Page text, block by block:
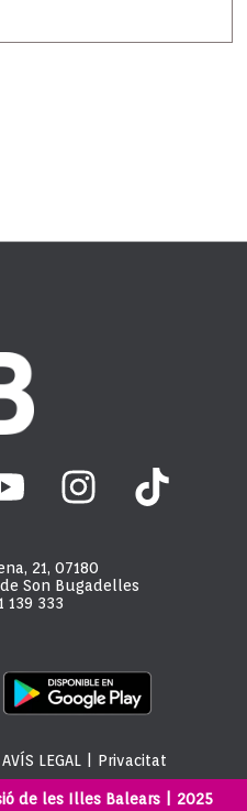
21, 07180
Son Bugadelles
139 333
AVÍS LEGAL Privacitat
de les Illes Balears | 2025